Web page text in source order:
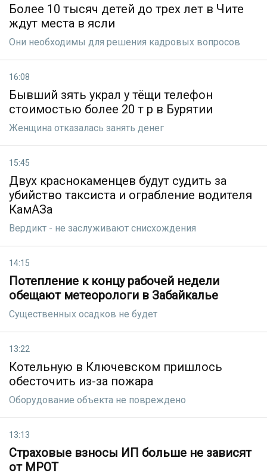
Более 10 тысяч детей до трех лет в Чите
ждут места в ясли
Они необходимы для решения кадровых вопросов
16:08
Бывший зять украл у тёщи телефон
стоимостью более 20 т р в Бурятии
Женщина отказалась занять денег
15:45
Двух краснокаменцев будут судить за
убийство таксиста и ограбление водителя
КамАЗа
Вердикт - не заслуживают снисхождения
14:15
Потепление к концу рабочей недели
обещают метеорологи в Забайкалье
Существенных осадков не будет
13:22
Котельную в Ключевском пришлось
обесточить из-за пожара
Оборудование объекта не повреждено
13:13
Страховые взносы ИП больше не зависят
от МРОТ